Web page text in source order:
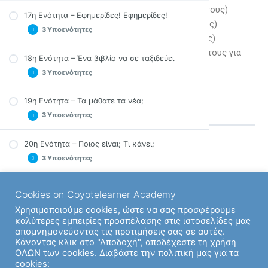
17η Ενότητα – Εφημερίδες! Εφημερίδες!
3 Υποενότητες
Ορθογραφία & Σταυρόλεξο στην 17η Ενότητα
Quiz στην 17η ενότητα
18η Ενότητα – Ένα βιβλίο να σε ταξιδεύει
3 Υποενότητες
Ορθογραφία & Σταυρόλεξο στην 18η Ενότητα
Quiz στην 18η ενότητα
19η Ενότητα – Τα μάθατε τα νέα;
3 Υποενότητες
Ορθογραφία & Σταυρόλεξο στην 19η Ενότητα
20η Ενότητα – Ποιος είναι; Τι κάνει;
3 Υποενότητες
Ορθογραφία & Σταυρόλεξο στην 20η Ενότητα
Ασκήσεις στην 20η ενότητα
Quiz στην 20η ενότητα
3 Υποενότητες
Ορθογραφία & Σταυρόλεξο στην 19η Ενότητα
Ασκήσεις στην 21η ενότητα
22η Ενότητα – Πώς γίνεται; Πώς παίζεται;
3 Υποενότητες
Ολοκληρώνοντας μία υποενότητα (2 πόντους)
Ολοκληρώνοντας μία ενότητα (10 πόντους)
Ολοκληρώνοτας ένα μάθημα (100 πόντους)
Ανεβαίνοντας επίπεδα λαμβάνετε 20 πόντους για
Previous Ενότητα
Next Υποενότητα
Cookies on Coyotelearner Academy
Χρησιμοποιούμε cookies, ώστε να σας προσφέρουμε
καλύτερες εμπειρίες προσπέλασης στις ιστοσελίδες μας
απομνημονεύοντας τις προτιμήσεις σας σε αυτές.
Κάνοντας κλικ στο "Αποδοχή", αποδέχεστε τη χρήση
ΟΛΩΝ των cookies. Διαβάστε την πολιτική μας για τα
cookies: